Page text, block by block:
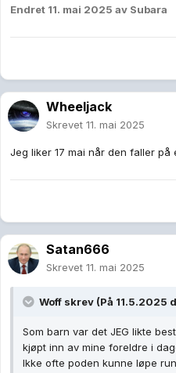
Endret 11. mai 2025 av Subara
Wheeljack
Skrevet 11. mai 2025
Jeg liker 17 mai når den faller på
Satan666
Skrevet 11. mai 2025
Woff skrev (På 11.5.2025
Som barn var det JEG likte
kjøpt inn av mine foreldre i
Ikke ofte poden kunne løpe